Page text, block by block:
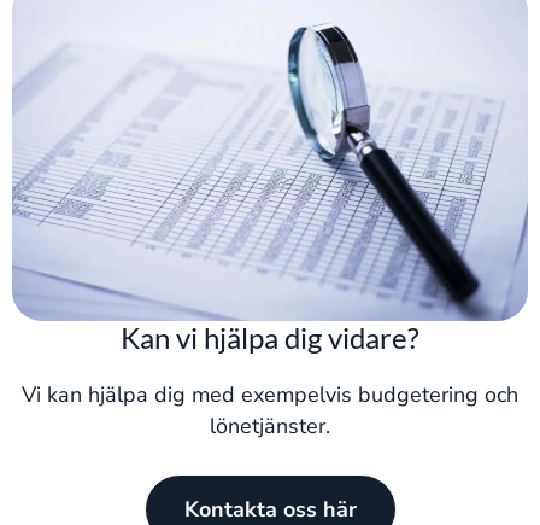
Kan vi hjälpa dig vidare?
Vi kan hjälpa dig med exempelvis budgetering och
lönetjänster.
Kontakta oss här